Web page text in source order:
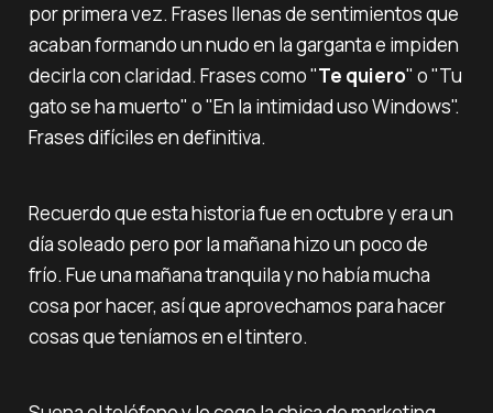
por primera vez. Frases llenas de sentimientos que
acaban formando un nudo en la garganta e impiden
decirla con claridad. Frases como "Te quiero" o "Tu
gato se ha muerto" o "En la intimidad uso Windows".
Frases difíciles en definitiva.
Recuerdo que esta historia fue en octubre y era un
día soleado pero por la mañana hizo un poco de
frío. Fue una mañana tranquila y no había mucha
cosa por hacer, así que aprovechamos para hacer
cosas que teníamos en el tintero.